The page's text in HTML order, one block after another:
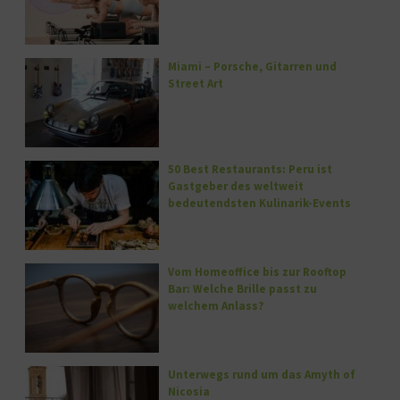
Miami – Porsche, Gitarren und
Street Art
50 Best Restaurants: Peru ist
Gastgeber des weltweit
bedeutendsten Kulinarik-Events
Vom Homeoffice bis zur Rooftop
Bar: Welche Brille passt zu
welchem Anlass?
Unterwegs rund um das Amyth of
Nicosia